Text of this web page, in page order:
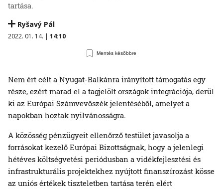
tartása.
Ryšavý Pál
2022. 01. 14. | 14:10
Mentés későbbre
Nem ért célt a Nyugat-Balkánra irányított támogatás egy
része, ezért marad el a tagjelölt országok integrációja, derül
ki az Európai Számvevőszék jelentéséből, amelyet a
napokban hoztak nyilvánosságra.
A közösség pénzügyeit ellenőrző testület javasolja a
forrásokat kezelő Európai Bizottságnak, hogy a jelenlegi
hétéves költségvetési periódusban a vidékfejlesztési és
infrastrukturális projektekhez nyújtott finanszírozást kösse
az uniós értékek tiszteletben tartása terén elért